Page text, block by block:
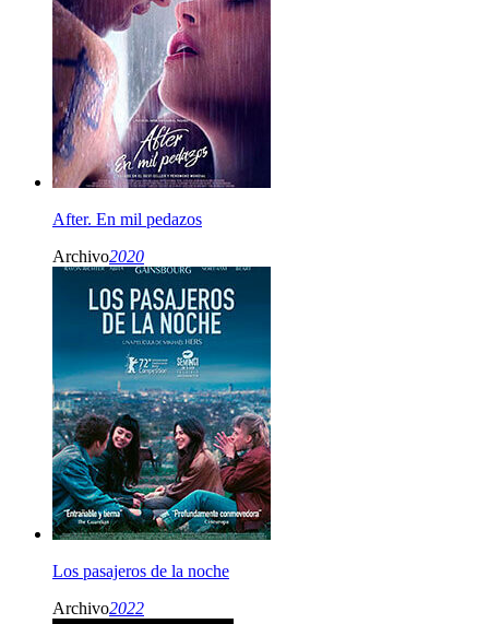
After. En mil pedazos
Archivo2020
Los pasajeros de la noche
Archivo2022